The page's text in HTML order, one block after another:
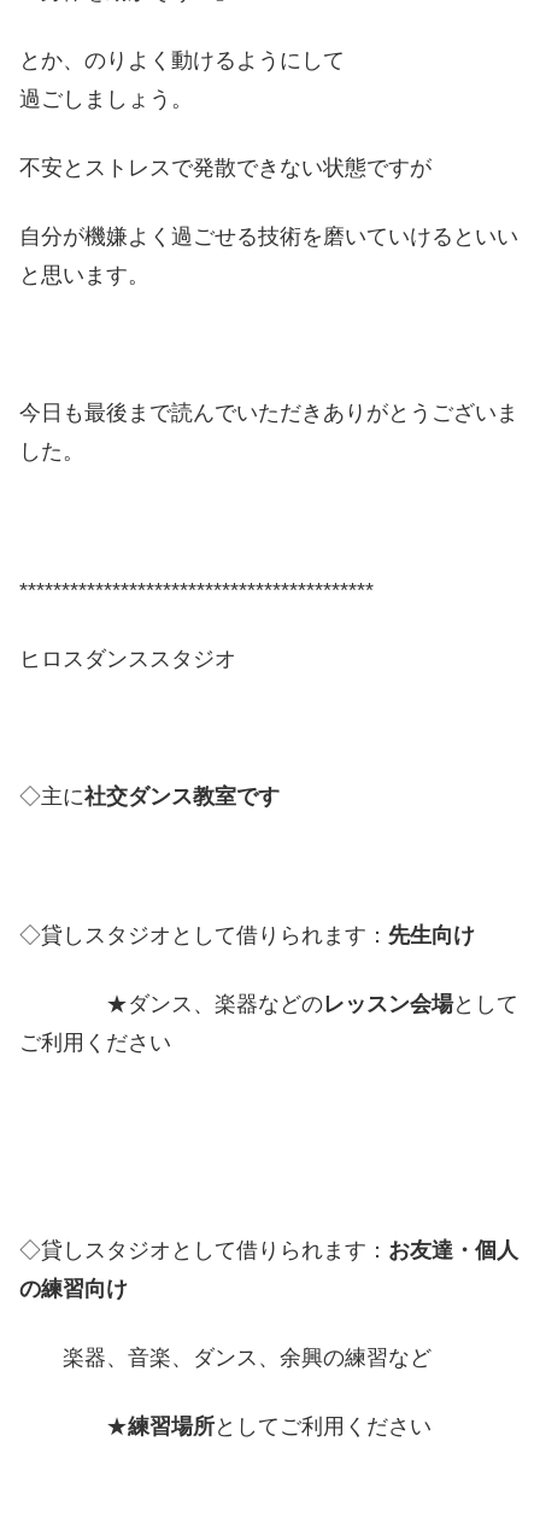
とか、のりよく動けるようにして
過ごしましょう。
不安とストレスで発散できない状態ですが
自分が機嫌よく過ごせる技術を磨いていけるといい
と思います。
今日も最後まで読んでいただきありがとうございま
した。
******************************************
ヒロスダンススタジオ
◇主に社交ダンス教室です
◇貸しスタジオとして借りられます： 先生向け
★ダンス、楽器などのレッスン会場として
ご利用ください
◇貸しスタジオとして借りられます： お友達・個人
の練習向け
楽器、音楽、ダンス、余興の練習など
★練習場所としてご利用ください